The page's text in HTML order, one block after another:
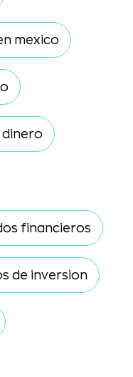
mexico
financieros
de inversion